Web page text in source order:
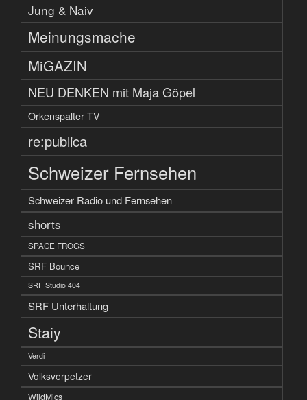
Jung & Naiv
Meinungsmache
MiGAZIN
NEU DENKEN mit Maja Göpel
Orkenspalter TV
re:publica
Schweizer Fernsehen
Schweizer Radio und Fernsehen
shorts
SPACE FROGS
SRF Bounce
SRF Studio 404
SRF Unterhaltung
Staiy
Verdi
Volksverpetzer
WildMics